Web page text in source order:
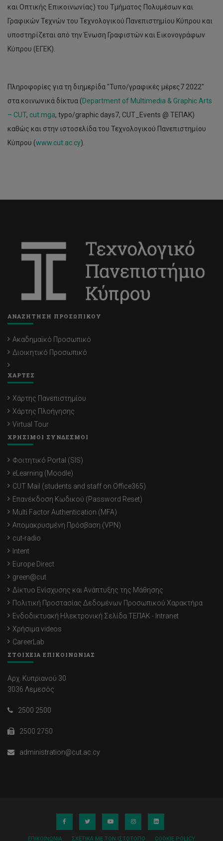
και Οπτικής Επικοινωνίας) του Τμήματος Πολυμέσων και
Γραφικών Τεχνών του Τεχνολογικού Πανεπιστημίου Κύπρου και
υποστηρίζεται από την Ένωση Γραφιστών και Εικονογράφων
Κύπρου (ΕΓΕΚ).
Πληροφορίες για τη διημερίδα "Τυπο/γραφικές μέρες7 2022"
στα κοινωνικά δίκτυα (Department of Multimedia & Graphic Arts
– CUT, cut.mga, typo/graphic days7, CUT_Events @ ΤΕΠΑΚ)
καθώς και στην ιστοσελίδα του Τεχνολογικού Πανεπιστημίου
Κύπρου (www.cut.ac.cy).
ΑΝΑΖΗΤΗΣΗ ΠΡΟΣΩΠΙΚΟΥ
Ακαδημαϊκό Προσωπικό
Διοικητικό Προσωπικό
ΧΑΡΤΕΣ
Χάρτης Πανεπιστημίου
Χάρτης Πλοήγησης
Virtual Tour
ΧΡΗΣΙΜΟΙ ΣΥΝΔΕΣΜΟΙ
Φοιτητικό Portal (SIS)
eLearning (Moodle)
CUT Mail (students and staff on Office365)
Επανέκδοση Κωδικού (Password Reset)
Multi Factor Authentication (MFA)
Απομακρυσμένη Πρόσβαση (VPN)
cut-radio
Intent
Europe Direct
green@cut
Δίκτυο Ενίσχυσης και Ανάπτυξης της Μάθησης
Πολιτική Προστασίας Δεδομένων Προσωπικού Χαρακτήρα
Ενδοδικτυακή Ηλεκτρονική Σελίδα ΤΕΠΑΚ - Intranet
Χρήσιμα videos
CareerLab
ΣΤΟΙΧΕΙΑ ΕΠΙΚΟΙΝΩΝΙΑΣ
Αρχ. Κυπριανού 30
3036 Λεμεσός
2500 2500
2500 2750
administration@cut.ac.cy
ΕΠΙΚΟΙΝΩΝΊΑ ΣΧΕΤΙΚΆ ΜΕ ΤΟΝ ΙΣΤΌΤΟΠΟ COOKIE POLICY